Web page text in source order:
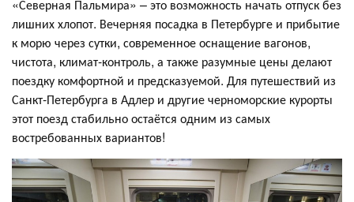
«Северная Пальмира» – это возможность начать отпуск без
лишних хлопот. Вечерняя посадка в Петербурге и прибытие
к морю через сутки, современное оснащение вагонов,
чистота, климат-контроль, а также разумные цены делают
поездку комфортной и предсказуемой. Для путешествий из
Санкт-Петербурга в Адлер и другие черноморские курорты
этот поезд стабильно остаётся одним из самых
востребованных вариантов!